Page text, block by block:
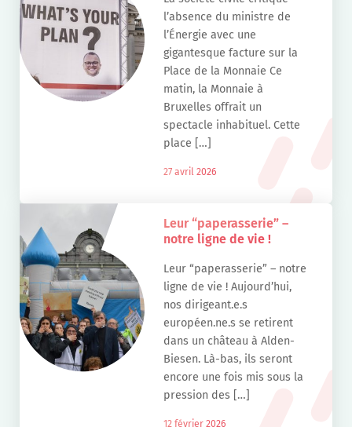
l’absence du ministre de
l’Énergie avec une
gigantesque facture sur la
Place de la Monnaie Ce
matin, la Monnaie à
Bruxelles offrait un
spectacle inhabituel. Cette
place […]
27 avril 2026
Leur “paperasserie” –
notre ligne de vie !
Leur “paperasserie” – notre
ligne de vie ! Aujourd’hui,
nos dirigeant.e.s
européen.ne.s se retirent
dans un château à Alden-
Biesen. Là-bas, ils seront
encore une fois mis sous la
pression des […]
12 février 2026